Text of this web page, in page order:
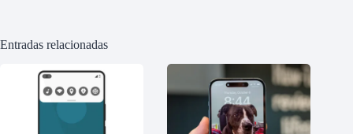
Entradas relacionadas